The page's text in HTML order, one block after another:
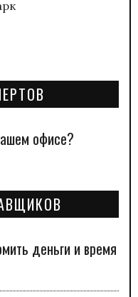
офисе?
деньги и время